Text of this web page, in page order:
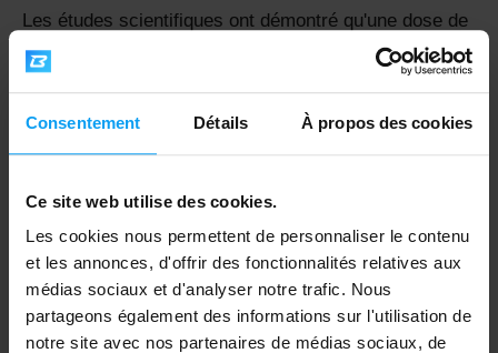
Consentement Détails À propos des cookies
Ce site web utilise des cookies.
Les cookies nous permettent de personnaliser le contenu
et les annonces, d'offrir des fonctionnalités relatives aux
médias sociaux et d'analyser notre trafic. Nous
partageons également des informations sur l'utilisation de
notre site avec nos partenaires de médias sociaux, de
Les études scientifiques ont démontré qu'une dose de
3 à 6 grammes de créatine par jour est suffisante. Une
dose plus élevée n'est pas plus efficace et, une fois
les muscles saturés, l'organisme élimine l'excès de
Une phase de charge est-elle nécessaire
?
Oui et non. Cela dépend de la rapidité avec laquelle
vous souhaitez obtenir des résultats.
Si vous